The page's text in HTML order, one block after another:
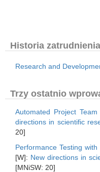
Historia zatrudnienia
Research and
Trzy ostatnio
Automated Project
directions in scientific
20]
Performance Testing
[W]: New directions in
[MNiSW: 20]